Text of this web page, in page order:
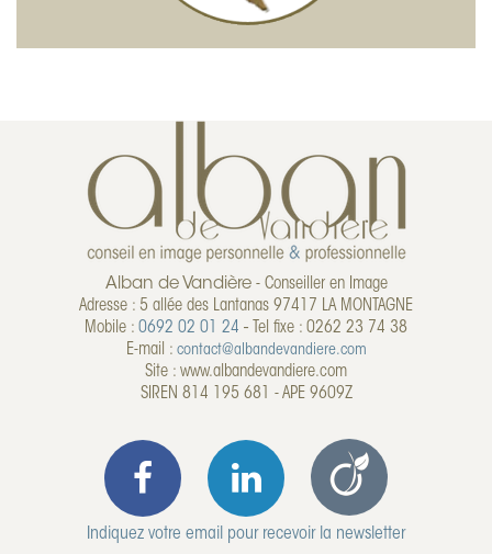
Un moment privilégié de bien-être rien que
pour elle ou lui !
Alban de Vandière- Conseiller en Image
Adresse : 5 allée des Lantanas 97417 LA MONTAGNE
Mobile : 0692 02 01 24 - Tel fixe : 0262 23 74 38
E-mail : contact@albandevandiere.com
Site : www.albandevandiere.com
SIREN 814 195 681 - APE 9609Z
Indiquez votre email pour recevoir la newsletter